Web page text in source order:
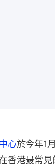
心於今年1
香港最常